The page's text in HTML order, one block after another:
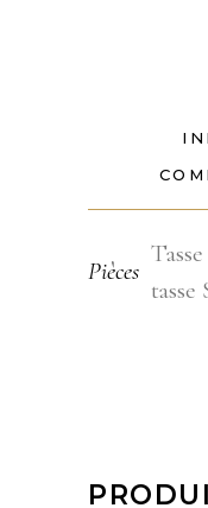
Pièces
tasse